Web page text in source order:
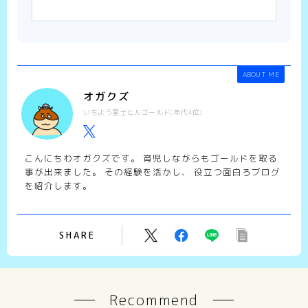
ABOUT ME
オガクズ
いちよう富士ヒルゴールド(年代4位)
こんにちわオガクズです。 育児しながらもゴールドを取る
事が出来ました。 その経験を活かし、 役立つ面白ろブログ
を紹介します。
SHARE
Recommend